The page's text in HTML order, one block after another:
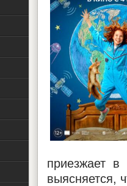
приезжает в
выясняется,